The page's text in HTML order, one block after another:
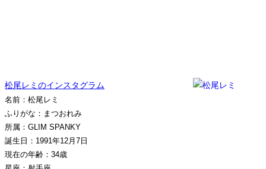
松尾レミのインスタグラム
名前：松尾レミ
ふりがな：まつおれみ
所属：GLIM SPANKY
誕生日：1991年12月7日
現在の年齢：34歳